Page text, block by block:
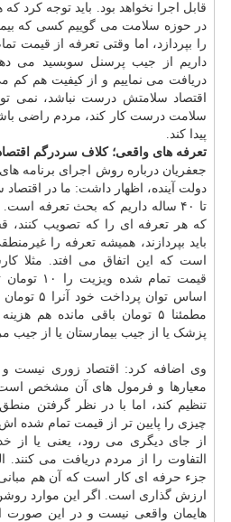
قابل اجرا نخواهد بود. باید توجه کرد
را بپردازد، اما وقتی تعرفه از قیمت
دریافت می نماییم و از کیفیت هم کم می
اقتصاد سلامتش درست نباشد، نمی
سلامت درست کار کند، مردم راضی
پیدا کند.
تعرفه های واقعی؛ کلاف سردرگم
جعفریان درباره روش اجرای برنامه
تا ۴۰ ساله داریم که بحث تعرفه
که هر تعرفه ای را که تصویب
باید بپردازند، همیشه تعرفه را
است که این اتفاق می افتد. مثلا
قیمت تمام
اساس توان
مطمئنا ۵ تومان باقی مانده
پزشک یا از جیب بیمارستان یا از جیب
وی اضافه کرد: اقتصاد زوری نیست و
معیارها و فرمول های آن مشخص است.
تنظیم کند، اما با در نظر گرفتن
چیزی را پایین تر از قیمت تمام شده
از جای دیگری می رود، یعنی یا از
التفاوت را از مردم دریافت می
جزء حرفه ای کار است که آن هم
ارزش گذاری است. اگر این موارد روشن
هایمان واقعی نیست و در این صورت